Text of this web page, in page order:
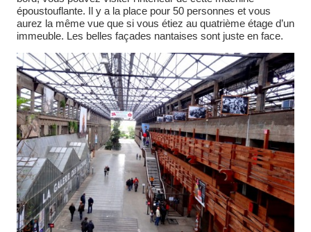
époustouflante. Il y a la place pour 50 personnes et vous
aurez la même vue que si vous étiez au quatrième étage d’un
immeuble. Les belles façades nantaises sont juste en face.